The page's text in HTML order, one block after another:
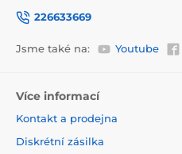
226633669
Jsme také na: Youtube
Více informací
Kontakt a prodejna
Diskrétní zásilka